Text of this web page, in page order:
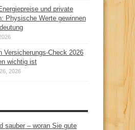
und private
Physische Werte gewinnen
Versicherungs-Check 2026
wichtig ist
2026
sauber – woran Sie gute